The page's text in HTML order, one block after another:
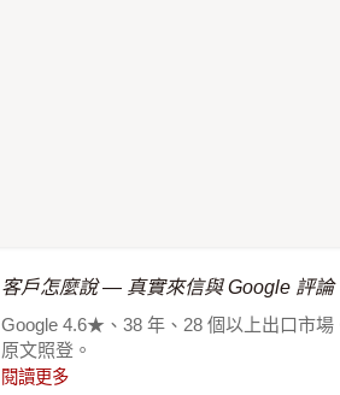
客戶怎麼說 — 真實來信與 Google 評論
Google 4.6★、38 年、28 個以上出口市
原文照登。
閱讀更多